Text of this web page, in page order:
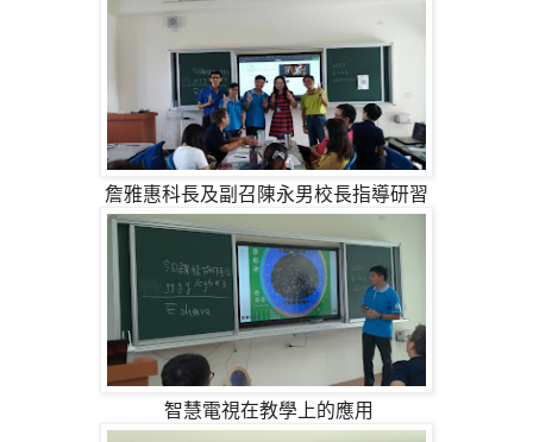
詹雅惠科長及副召陳永男校長指導研習
智慧電視在教學上的應用